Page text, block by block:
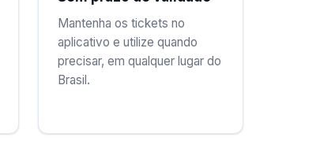
Mantenha os tickets no
aplicativo e utilize quando
precisar, em qualquer lugar do
Brasil.